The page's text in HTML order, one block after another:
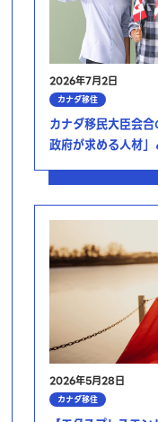
2026年7月2日
カナダ移住
カナダ移民大臣会
政府が求める人材」
2026年5月28日
カナダ移住